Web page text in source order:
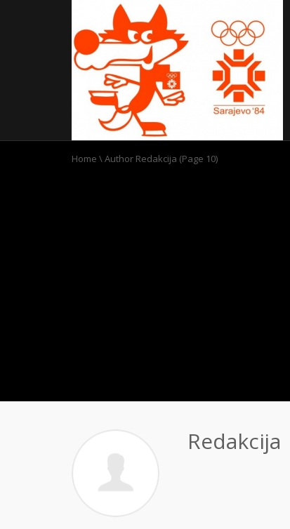
Home \Author Redakcija (Page 10)
Redakcija